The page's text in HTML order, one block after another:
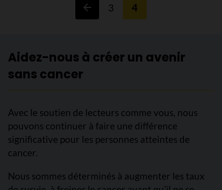
3 4
Aidez-nous à créer un avenir
sans cancer
Avec le soutien de lecteurs comme vous, nous
pouvons continuer à faire une différence
significative pour les personnes atteintes de
cancer.
Nous sommes déterminés à augmenter les taux